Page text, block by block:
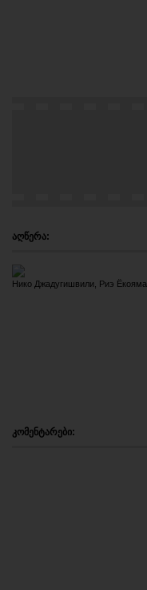
აღწერა:
Нико Джадугишвили Риэ Ёкояма
კომენტარები: